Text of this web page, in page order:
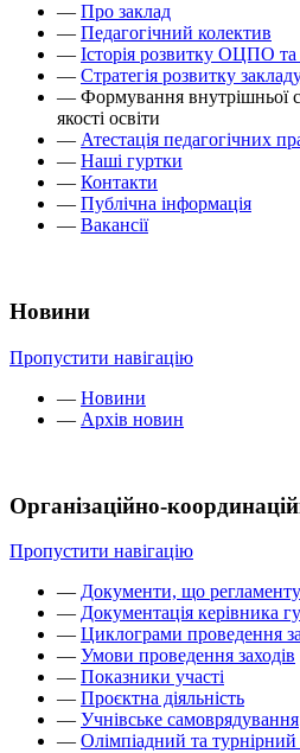
— Про заклад
— Педагогічний колектив
— Історія розвитку ОЦПО
— Стратегія розвитку
— Формування внутрішньої
якості освіти
— Атестація педагогічних
— Наші гуртки
— Контакти
— Публічна інформація
— Вакансії
Новини
Пропустити навігацію
— Новини
— Архів новин
Організаційно-
Пропустити навігацію
— Документи, що
— Документація керівника
— Циклограми проведення
— Умови проведення заходів
— Показники участі
— Проєктна діяльність
— Учнівське самоврядування
— Олімпіадний та